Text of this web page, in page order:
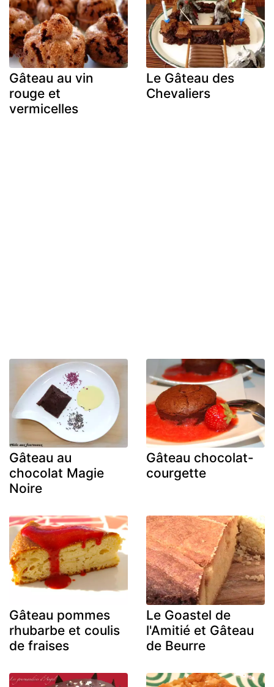
Gâteau au vin
rouge et
vermicelles
Le Gâteau des
Chevaliers
Gâteau au
chocolat Magie
Noire
Gâteau chocolat-
courgette
Gâteau pommes
rhubarbe et coulis
de fraises
Le Goastel de
l'Amitié et Gâteau
de Beurre